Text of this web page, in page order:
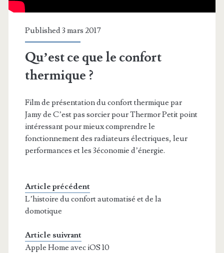
Published 3 mars 2017
Qu’est ce que le confort
thermique ?
Film de présentation du confort thermique par
Jamy de C’est pas sorcier pour Thermor Petit point
intéressant pour mieux comprendre le
fonctionnement des radiateurs électriques, leur
performances et les 3économie d’énergie.
Article précédent
L’histoire du confort automatisé et de la
domotique
Article suivrant
Apple Home avec iOS 10